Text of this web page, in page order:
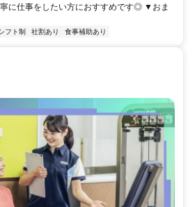
に仕事をしたい方におすすめです◎ ▼おま
フト制 社割あり 食事補助あり